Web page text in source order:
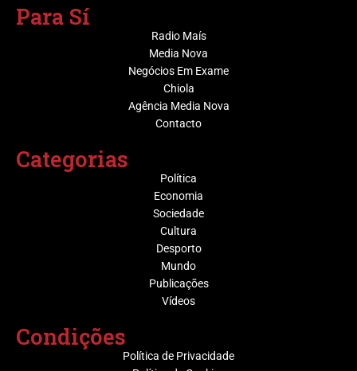
Para Sí
Radio Maís
Media Nova
Negócios Em Exame
Chiola
Agência Media Nova
Contacto
Categorias
Política
Economia
Sociedade
Cultura
Desporto
Mundo
Publicações
Vídeos
Condições
Política de Privacidade